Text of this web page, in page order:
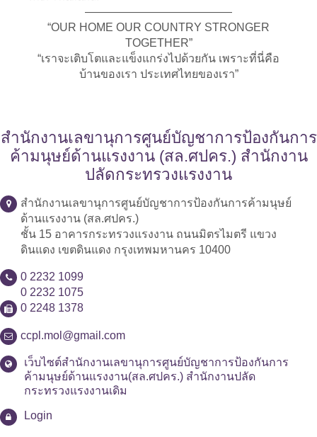
—————————————
“OUR HOME OUR COUNTRY STRONGER
TOGETHER”
“เราจะเติบโตและแข็งแกร่งไปด้วยกัน เพราะที่นี่คือ
บ้านของเรา ประเทศไทยของเรา”
สำนักงานเลขานุการศูนย์บัญชาการป้องกันการ
ค้ามนุษย์ด้านแรงงาน (สล.ศปคร.) สำนักงาน
ปลัดกระทรวงแรงงาน
สำนักงานเลขานุการศูนย์บัญชาการป้องกันการค้ามนุษย์
ด้านแรงงาน (สล.ศปคร.)
ชั้น 15 อาคารกระทรวงแรงงาน ถนนมิตรไมตรี แขวง
ดินแดง เขตดินแดง กรุงเทพมหานคร 10400
0 2232 1099
0 2232 1075
0 2248 1378
ccpl.mol@gmail.com
เว็บไซต์สำนักงานเลขานุการศูนย์บัญชาการป้องกันการ
ค้ามนุษย์ด้านแรงงาน(สล.ศปคร.) สำนักงานปลัด
กระทรวงแรงงานเดิม
Login